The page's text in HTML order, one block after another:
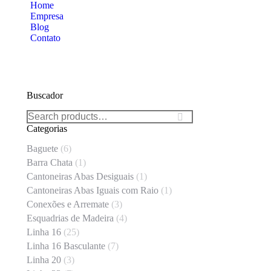
Home
Empresa
Blog
Contato
Buscador
Categorias
Baguete (6)
Barra Chata (1)
Cantoneiras Abas Desiguais (1)
Cantoneiras Abas Iguais com Raio (1)
Conexões e Arremate (3)
Esquadrias de Madeira (4)
Linha 16 (25)
Linha 16 Basculante (7)
Linha 20 (3)